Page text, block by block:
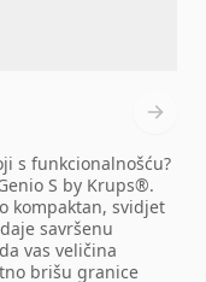
s funkcionalnošću?
S by Krups®.
kompaktan, svidjet
savršenu
vas veličina
brišu granice